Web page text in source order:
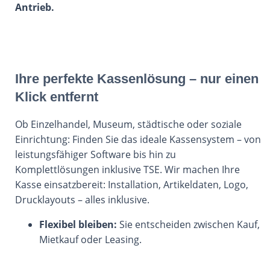
Antrieb.
Ihre perfekte Kassenlösung – nur einen
Klick entfernt
Ob Einzelhandel, Museum, städtische oder soziale
Einrichtung: Finden Sie das ideale Kassensystem – von
leistungsfähiger Software bis hin zu
Komplettlösungen inklusive TSE. Wir machen Ihre
Kasse einsatzbereit: Installation, Artikeldaten, Logo,
Drucklayouts – alles inklusive.
Flexibel bleiben: Sie entscheiden zwischen Kauf,
Mietkauf oder Leasing.